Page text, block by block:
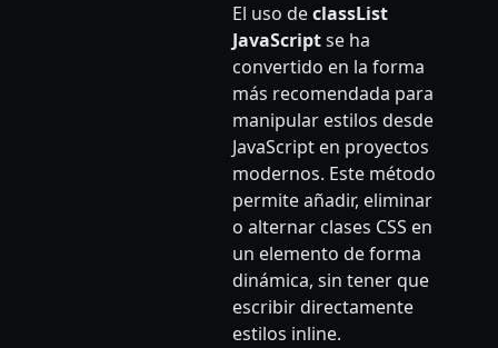
El uso declassList
JavaScriptse ha
convertido en la forma
más recomendada para
manipular estilos desde
JavaScript en proyectos
modernos. Este método
permite añadir, eliminar
o alternar clases CSS en
un elemento de forma
dinámica, sin tener que
escribir directamente
estilos inline.